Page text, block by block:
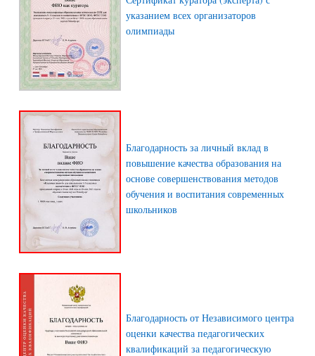
указанием всех организаторов
олимпиады
Благодарность за личный вклад в
повышение качества образования на
основе совершенствования методов
обучения и воспитания современных
школьников
Благодарность от Независимого центра
оценки качества педагогических
квалификаций за педагогическую